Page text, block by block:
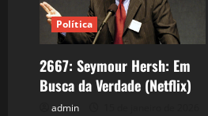
Política
2667: Seymour Hersh: Em
Busca da Verdade (Netflix)
admin